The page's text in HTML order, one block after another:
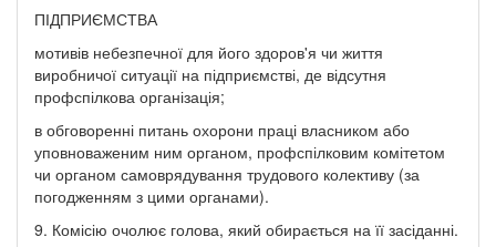
ПІДПРИЄМСТВА
мотивів небезпечної для його здоров'я чи життя
виробничої ситуації на підприємстві, де відсутня
профспілкова організація;
в обговоренні питань охорони праці власником або
уповноваженим ним органом, профспілковим комітетом
чи органом самоврядування трудового колективу (за
погодженням з цими органами).
9. Комісію очолює голова, який обирається на її засіданні.